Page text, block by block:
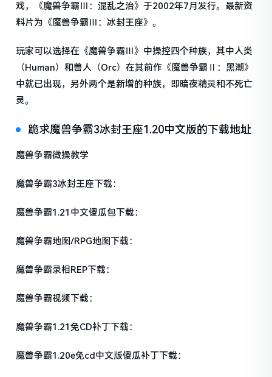
戏，《魔兽争霸Ⅲ：混乱之治》于2002年7月发行。最新资
料片为《魔兽争霸Ⅲ：冰封王座》。
玩家可以选择在《魔兽争霸Ⅲ》中操控四个种族，其中人类
（Human）和兽人（Orc）在其前作《魔兽争霸Ⅱ：黑潮》
中就已出现，另外两个是新增的种族，即暗夜精灵和不死亡
灵。
跪求魔兽争霸3冰封王座1.20中文版的下载地址
魔兽争霸微操教学
魔兽争霸3冰封王座下载：
魔兽争霸1.21中文傻瓜包下载：
魔兽争霸地图/RPG地图下载：
魔兽争霸录相REP下载：
魔兽争霸视频下载：
魔兽争霸1.21免CD补丁下载：
魔兽争霸1.20e免cd中文版傻瓜补丁下载：